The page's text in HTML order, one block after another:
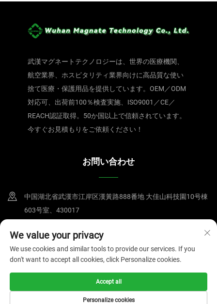
武漢マグネートテクノロジーは、世界の医療機関、
航空業界、ホスピタリティ業界向けに高品質な使い
捨て医療・保護用品を提供しています。OEM／ODM
対応可、出荷前100％検査実施、ISO9001／CE／
REACH認証取得。50か国以上で信頼されています。
今すぐお見積もりをご依頼ください！
お問い合わせ
中国湖北省武漢市江岸区漢黃路888番地 大佳山科技園10号棟
603号室、430017
+86-15607122519
[email protected]
Copyright © 2025 武漢マグネートテクノロジー有限公司
ポリシー
We value your privacy
We use cookies and similar tools to provide our services. If you
don't want to accept all cookies, click Personalize cookies.
Personalize cookies
Accept all